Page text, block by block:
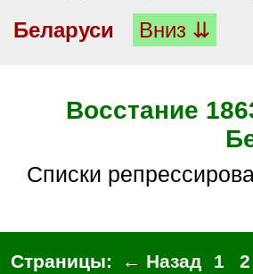
Беларуси
Вниз ⇊
Восстание
Списки
Страницы: ← Назад 1 2